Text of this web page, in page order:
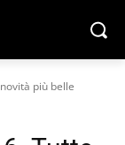
più belle